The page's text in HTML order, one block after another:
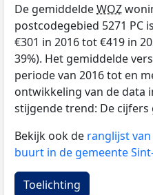
De gemiddeldeWOZ
postcodegebied 5271 PC
€301 in 2016 tot €419 in
39%). Het gemiddelde
periode van 2016 tot en
ontwikkeling van de data
stijgende trend: De cijfers
Bekijk ook de ranglijst
buurt in de gemeente
Toelichting